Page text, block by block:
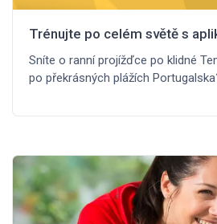
Trénujte po celém světě s
Sníte o ranní projížďce po klidné
po překrásných plážích